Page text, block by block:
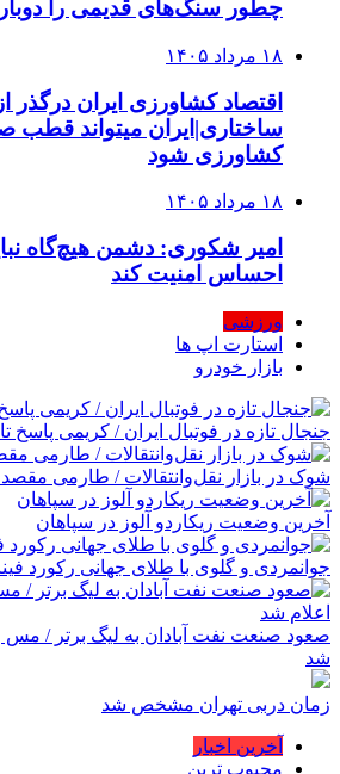
چطور سنگ‌های قدیمی را
۱۸ مرداد ۱۴۰۵
اقتصاد کشاورزی ایران درگذر
ساختاری|ایران میتواند قطب
کشاورزی شود
۱۸ مرداد ۱۴۰۵
امیر شکوری: دشمن هیچ‌گاه
احساس امنیت کند
ورزشی
استارت اپ ها
بازار خودرو
جنجال تازه در فوتبال ایران / کریمی پاسخ
شوک در بازار نقل‌وانتقالات / طارمی مقصد
آخرین وضعیت ریکاردو آلوز در سپاهان
جوانمردی و گلوی با طلای جهانی رکورد
صعود صنعت نفت آبادان به لیگ برتر / مس
شد
زمان دربی تهران مشخص شد
آخرین اخبار
محبوب ترین